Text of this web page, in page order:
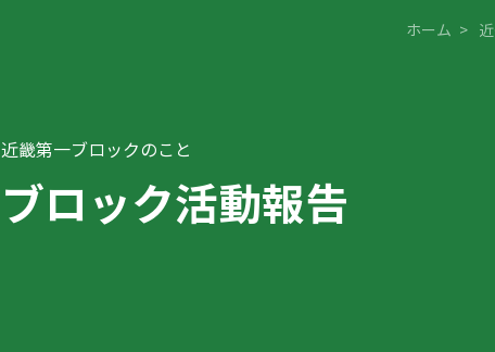
ホーム >
近畿第一ブロックのこと
ブロック活動報告